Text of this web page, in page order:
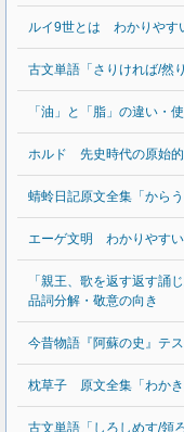
ルイ9世とは わかりやす
古文単語「さりければ/然
「油」と「脂」の違い・
ホルド 先史時代の原始
蜻蛉日記原文全集「からう
エーゲ文明 わかりやす
「親王、歌を返す返す誦
品詞分解・敬意の向き
今昔物語『阿蘇の史』テ
枕草子 原文全集「わかき
古文単語「しろしめす/領